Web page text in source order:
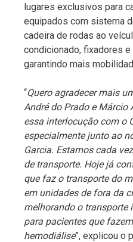
lugares exclusivos para
equipados com sistema
cadeira de rodas ao
condicionado, fixadores
garantindo mais
“Quero agradecer mais
André do Prado e Márcio
essa interlocução com o
especialmente junto ao
Garcia. Estamos cada
de transporte. Hoje já
que faz o transporte do
em unidades de fora da
melhorando o transporte
para pacientes que
hemodiálise”, explicou o